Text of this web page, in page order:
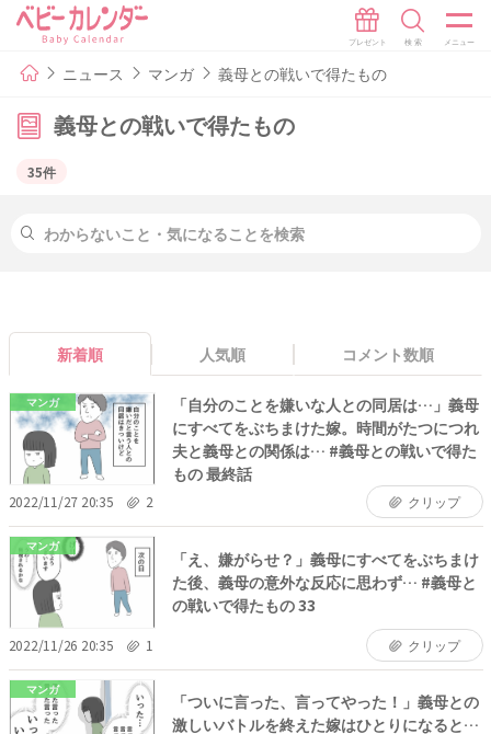
ニュース マンガ 義母との戦いで得たもの
義母との戦いで得たもの
35件
新着順 人気順 コメント数順
マンガ
「自分のことを嫌いな人との同居は…」義母
にすべてをぶちまけた嫁。時間がたつにつれ
夫と義母との関係は… #義母との戦いで得た
もの 最終話
2022/11/27 20:35 2 クリップ
マンガ
「え、嫌がらせ？」義母にすべてをぶちまけ
た後、義母の意外な反応に思わず… #義母と
の戦いで得たもの 33
2022/11/26 20:35 1 クリップ
マンガ
「ついに言った、言ってやった！」義母との
激しいバトルを終えた嫁はひとりになると…